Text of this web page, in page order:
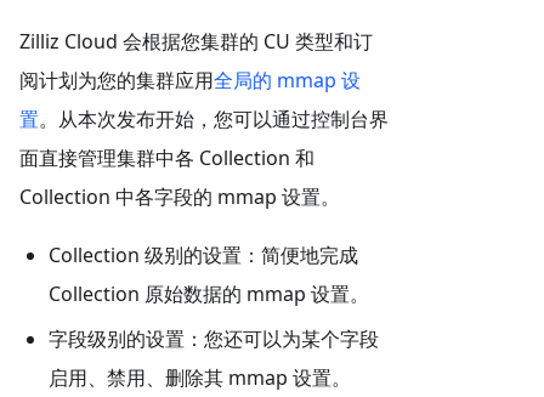
Zilliz Cloud 会根据您集群的 CU 类型和订
阅计划为您的集群应用全局的 mmap 设
置。从本次发布开始，您可以通过控制台界
面直接管理集群中各 Collection 和
Collection 中各字段的 mmap 设置。
Collection 级别的设置：简便地完成
Collection 原始数据的 mmap 设置。
字段级别的设置：您还可以为某个字段
启用、禁用、删除其 mmap 设置。